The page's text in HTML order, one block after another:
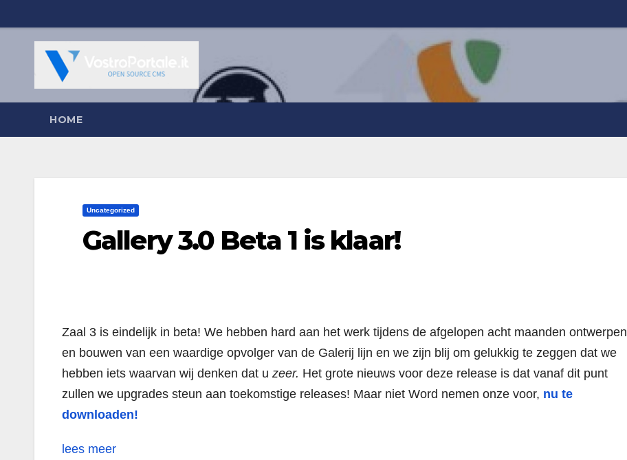
al
contenuto
HOME
Uncategorized
Gallery 3.0 Beta 1 is klaar!
Zaal 3 is eindelijk in beta! We hebben hard aan het werk tijdens de afgelopen acht maanden ontwerpen
en bouwen van een waardige opvolger van de Galerij lijn en we zijn blij om gelukkig te zeggen dat we
hebben iets waarvan wij denken dat u zeer. Het grote nieuws voor deze release is dat vanaf dit punt
zullen we upgrades steun aan toekomstige releases! Maar niet Word nemen onze voor, nu te
downloaden!
lees meer